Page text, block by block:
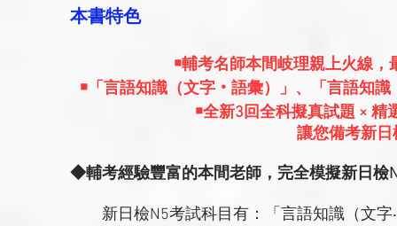
本書特色
￭輔考名師本間岐理親上火線
￭「言語知識（文字‧語彙）」、「言語知
￭全新3回全科擬真試題 ×
讓您備考新
◆輔考經驗豐富的本間老師，完全模擬新日檢
新日檢N5考試科目有：「言語知識（文字‧